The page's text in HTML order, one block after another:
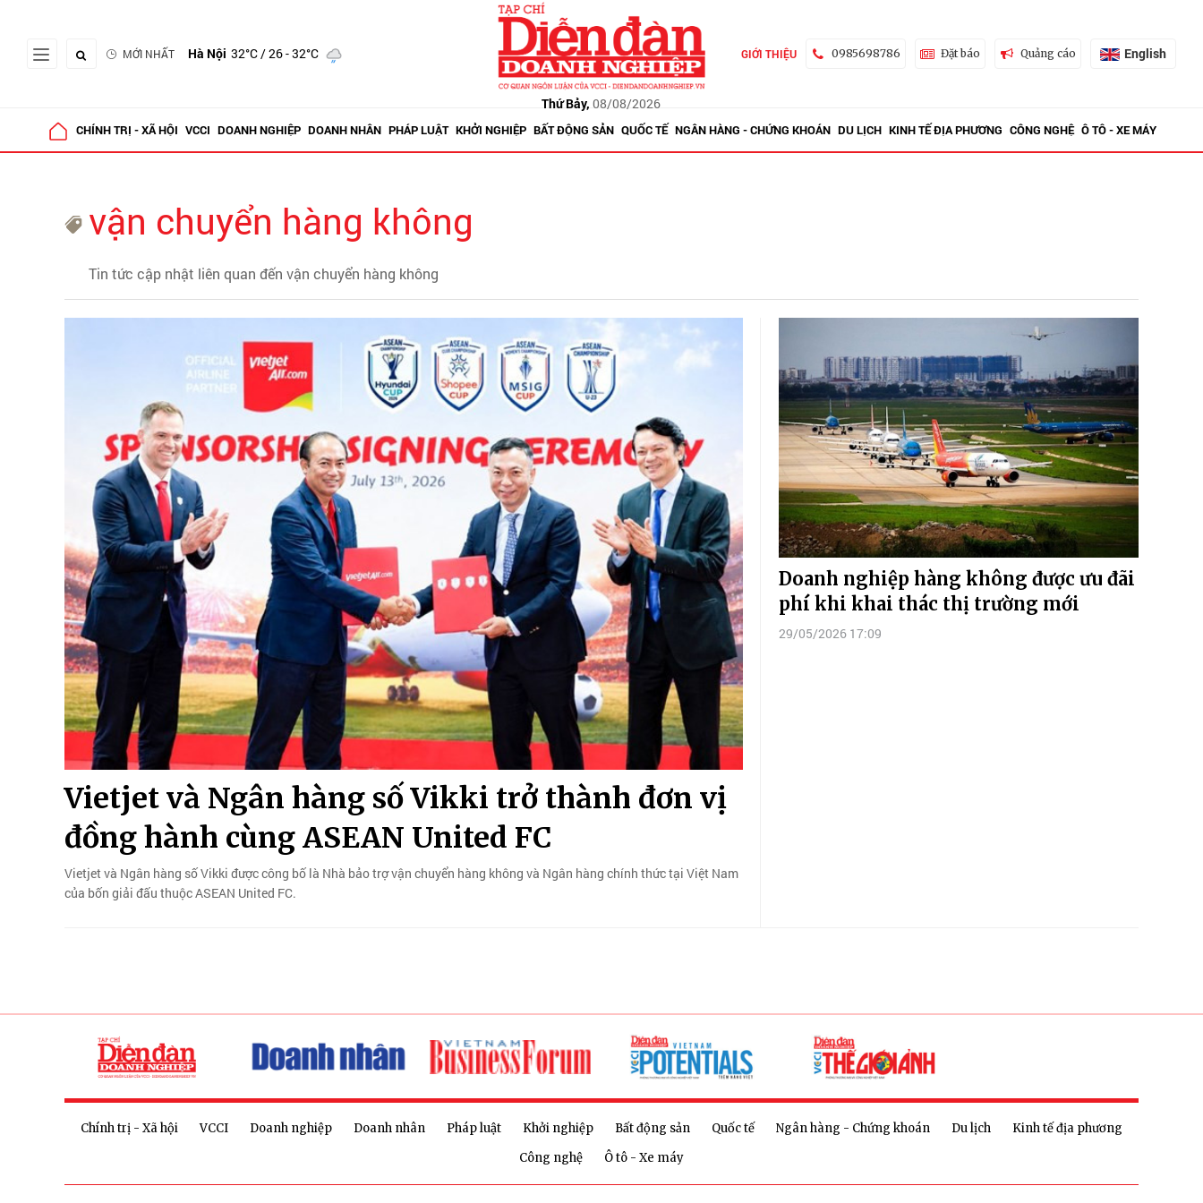
MỚI NHẤT Hà Nội 32°C/ 26 - 32°C
Thứ Bảy, 08/08/2026
GIỚI THIỆU 0985698786 Đặt báo Quảng cáo English
CHÍNH TRỊ - XÃ HỘI VCCI DOANH NGHIỆP DOANH NHÂN PHÁP LUẬT KHỞI NGHIỆP BẤT ĐỘNG SẢN QUỐC TẾ NGÂN HÀNG - CHỨNG KHOÁN DU LỊCH KINH TẾ ĐỊA PHƯƠNG CÔNG NGHỆ Ô TÔ - XE MÁY
vận chuyển hàng không
Tin tức cập nhật liên quan đến vận chuyển hàng không
Vietjet và Ngân hàng số Vikki trở thành đơn vị
đồng hành cùng ASEAN United FC
Vietjet và Ngân hàng số Vikki được công bố là Nhà bảo trợ vận chuyển hàng không và Ngân hàng chính thức tại Việt Nam
của bốn giải đấu thuộc ASEAN United FC.
Doanh nghiệp hàng không được ưu đãi
phí khi khai thác thị trường mới
29/05/2026 17:09
Chính trị - Xã hội VCCI Doanh nghiệp Doanh nhân Pháp luật Khởi nghiệp Bất động sản Quốc tế Ngân hàng - Chứng khoán Du lịch
Kinh tế địa phương
Công nghệ
Ô tô - Xe máy